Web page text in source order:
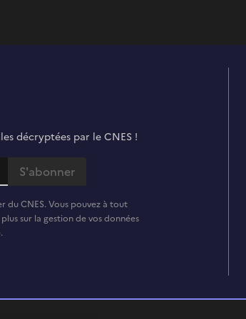
décryptées par le CNES !
du CNES. Vous pouvez à tout
sur la gestion de vos données